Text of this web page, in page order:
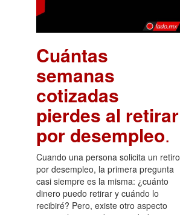
Cuántas
semanas
cotizadas
pierdes al retirar
por desempleo.
Cuando una persona solicita un retiro
por desempleo, la primera pregunta
casi siempre es la misma: ¿cuánto
dinero puedo retirar y cuándo lo
recibiré? Pero, existe otro aspecto